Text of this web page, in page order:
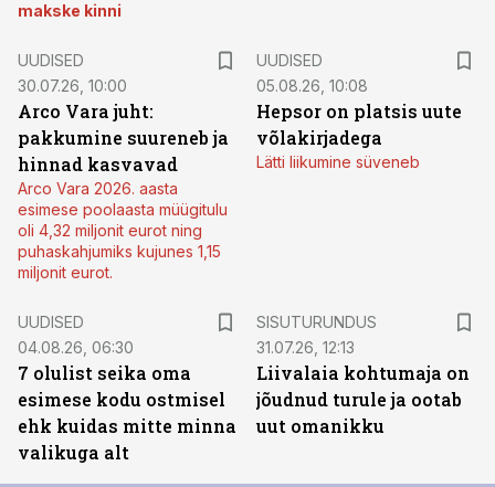
makske kinni
UUDISED
30.07.26, 10:00
Arco Vara juht:
pakkumine suureneb ja
hinnad kasvavad
Arco Vara 2026. aasta
esimese poolaasta müügitulu
oli 4,32 miljonit eurot ning
puhaskahjumiks kujunes 1,15
miljonit eurot.
UUDISED
05.08.26, 10:08
Hepsor on platsis uute
võlakirjadega
Lätti liikumine süveneb
UUDISED
04.08.26, 06:30
7 olulist seika oma
esimese kodu ostmisel
ehk kuidas mitte minna
valikuga alt
SISUTURUNDUS
31.07.26, 12:13
Liivalaia kohtumaja on
jõudnud turule ja ootab
uut omanikku